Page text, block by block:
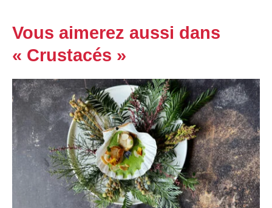
Vous aimerez aussi dans
« Crustacés »